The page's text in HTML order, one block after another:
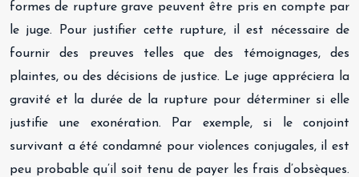
formes de rupture grave peuvent être pris en compte par
le juge. Pour justifier cette rupture, il est nécessaire de
fournir des preuves telles que des témoignages, des
plaintes, ou des décisions de justice. Le juge appréciera la
gravité et la durée de la rupture pour déterminer si elle
justifie une exonération. Par exemple, si le conjoint
survivant a été condamné pour violences conjugales, il est
peu probable qu’il soit tenu de payer les frais d’obsèques.